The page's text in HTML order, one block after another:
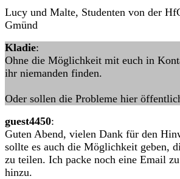
Lucy und Malte, Studenten von der
Gmünd
Kladie:
Ohne die Möglichkeit mit euch in
ihr niemanden finden.
Oder sollen die Probleme hier
guest4450:
Guten Abend, vielen Dank für den
sollte es auch die Möglichkeit geben,
zu teilen. Ich packe noch eine Email
hinzu.